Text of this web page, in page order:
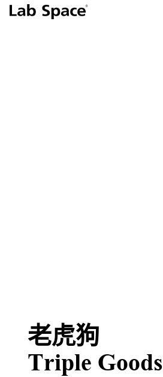
老虎狗
Triple Goods